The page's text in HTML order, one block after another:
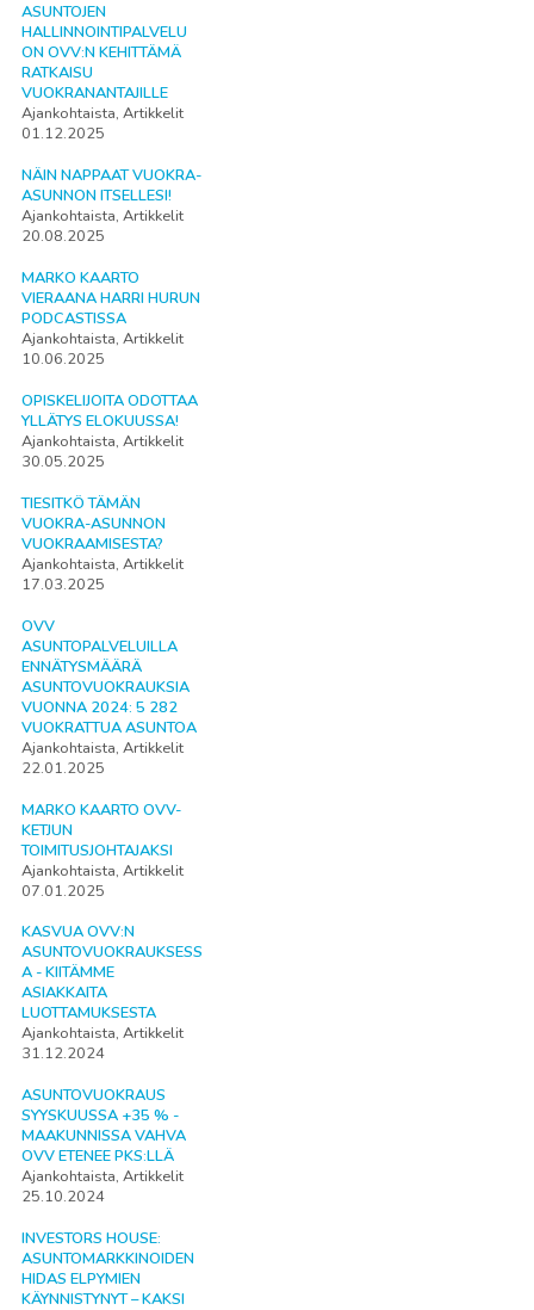
ASUNTOJEN
HALLINNOINTIPALVELU
ON OVV:N KEHITTÄMÄ
RATKAISU
VUOKRANANTAJILLE
Ajankohtaista, Artikkelit
01.12.2025
NÄIN NAPPAAT VUOKRA-
ASUNNON ITSELLESI!
Ajankohtaista, Artikkelit
20.08.2025
MARKO KAARTO
VIERAANA HARRI HURUN
PODCASTISSA
Ajankohtaista, Artikkelit
10.06.2025
OPISKELIJOITA ODOTTAA
YLLÄTYS ELOKUUSSA!
Ajankohtaista, Artikkelit
30.05.2025
TIESITKÖ TÄMÄN
VUOKRA-ASUNNON
VUOKRAAMISESTA?
Ajankohtaista, Artikkelit
17.03.2025
OVV
ASUNTOPALVELUILLA
ENNÄTYSMÄÄRÄ
ASUNTOVUOKRAUKSIA
VUONNA 2024: 5 282
VUOKRATTUA ASUNTOA
Ajankohtaista, Artikkelit
22.01.2025
MARKO KAARTO OVV-
KETJUN
TOIMITUSJOHTAJAKSI
Ajankohtaista, Artikkelit
07.01.2025
KASVUA OVV:N
ASUNTOVUOKRAUKSESS
A - KIITÄMME
ASIAKKAITA
LUOTTAMUKSESTA
Ajankohtaista, Artikkelit
31.12.2024
ASUNTOVUOKRAUS
SYYSKUUSSA +35 % -
MAAKUNNISSA VAHVA
OVV ETENEE PKS:LLÄ
Ajankohtaista, Artikkelit
25.10.2024
INVESTORS HOUSE:
ASUNTOMARKKINOIDEN
HIDAS ELPYMIEN
KÄYNNISTYNYT – KAKSI